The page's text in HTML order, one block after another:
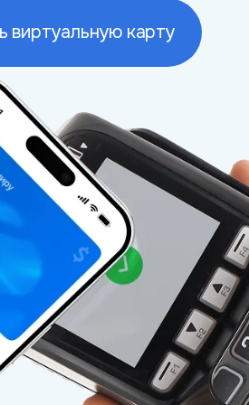
виртуальную карту
2026 году
обращать
платежа